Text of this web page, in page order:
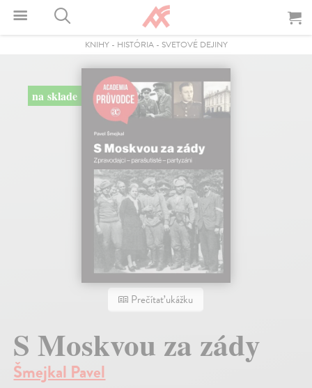
KNIHY- HISTÓRIA- SVETOVÉ DEJINY
na sklade
Prečítať ukážku
S Moskvou za zády
Šmejkal Pavel